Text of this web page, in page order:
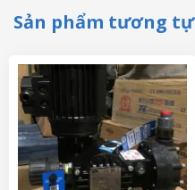
Sản phẩm tương tự